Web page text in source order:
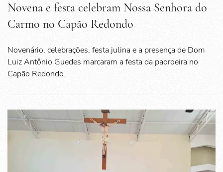
Novena e festa celebram Nossa Senhora do
Carmo no Capão Redondo
Novenário, celebrações, festa julina e a presença de Dom
Luiz Antônio Guedes marcaram a festa da padroeira no
Capão Redondo.